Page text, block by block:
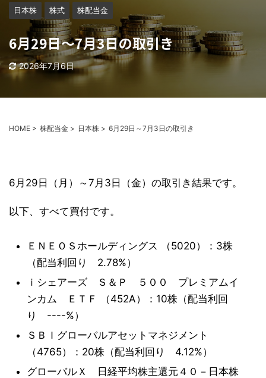
日本株 株式 株配当金
6月29日～7月3日の取引き
2026年7月6日
HOME > 株配当金 > 日本株 > 6月29日～7月3日の取引き
6月29日（月）～7月3日（金）の取引き結果です。
以下、すべて買付です。
ＥＮＥＯＳホールディングス （5020）：3株
（配当利回り 2.78%）
ｉシェアーズ Ｓ＆Ｐ ５００ プレミアムイ
ンカム ＥＴＦ （452A）：10株（配当利回
り ----%）
ＳＢＩグローバルアセットマネジメント
（4765）：20株（配当利回り 4.12%）
グローバルＸ 日経平均株主還元４０－日本株